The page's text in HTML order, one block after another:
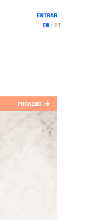
ENTRAR
EN
PT
PRÓXIMO